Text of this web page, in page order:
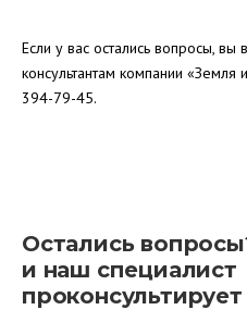
Если у вас остались вопросы, вы
консультантам компании
394-79-45.
Остались
и наш специалист